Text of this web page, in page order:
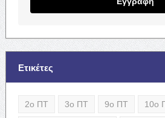
Ετικέτες
2ο ΠΤ 3ο ΠΤ 9ο ΠΤ 10ο